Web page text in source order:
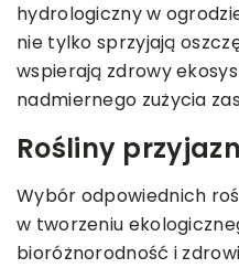
hydrologiczny w
nie tylko sprzyjają
wspierają zdrowy
nadmiernego zużycia
Rośliny
Wybór odpowiednich
w tworzeniu
bioróżnorodność i